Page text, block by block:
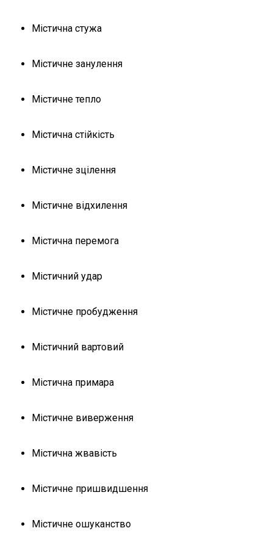
Містична стужа
Містичне занулення
Містичне тепло
Містична стійкість
Містичне зцілення
Містичне відхилення
Містична перемога
Містичний удар
Містичне пробудження
Містичний вартовий
Містична примара
Містичне виверження
Містична жвавість
Містичне пришвидшення
Містичне ошуканство